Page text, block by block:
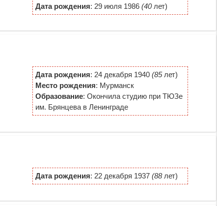
Дата рождения: 29 июля 1986 (40лет)
Дата рождения: 24 декабря 1940 (85лет)
Место рождения: Мурманск
Образование: Окончила студию при ТЮЗе
им. Брянцева в Ленинграде
Дата рождения: 22 декабря 1937 (88лет)